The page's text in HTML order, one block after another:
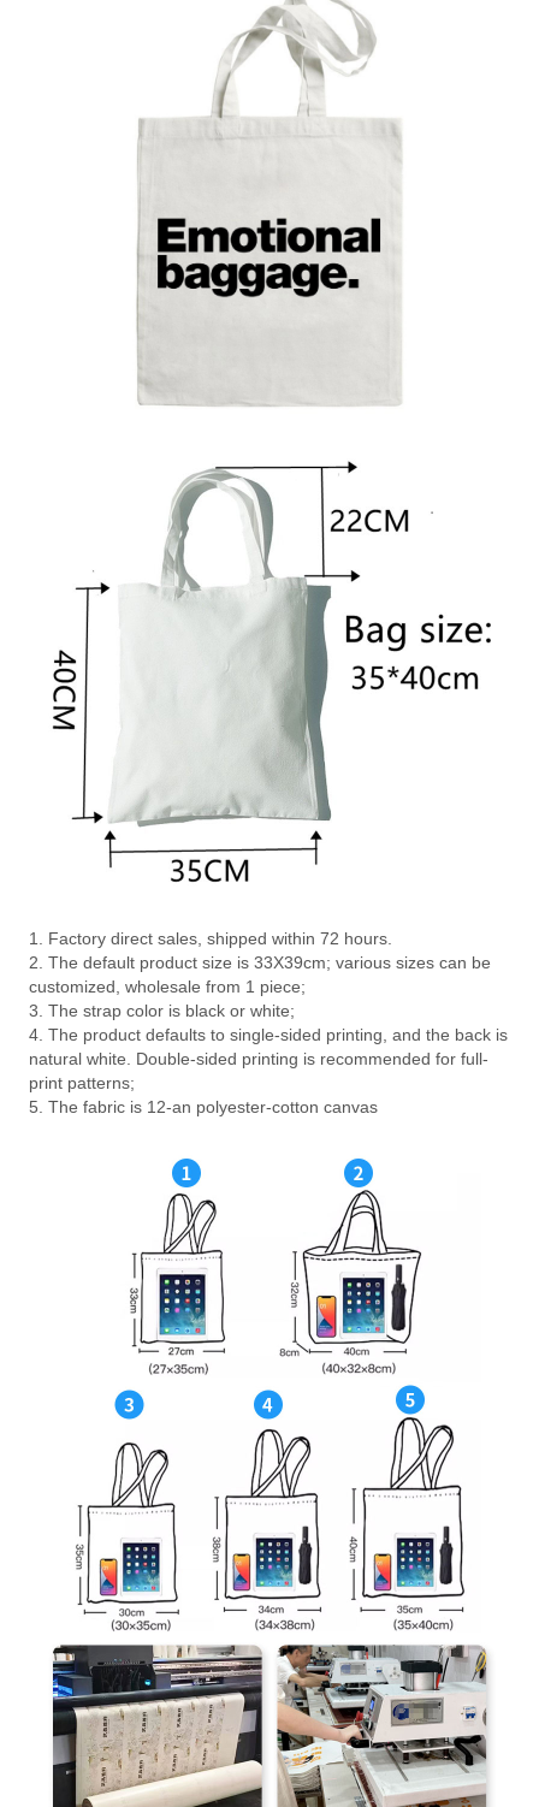
1. Factory direct sales, shipped within 72 hours.
2. The default product size is 33X39cm; various sizes can be
customized, wholesale from 1 piece;
3. The strap color is black or white;
4. The product defaults to single-sided printing, and the back is
natural white. Double-sided printing is recommended for full-
print patterns;
5. The fabric is 12-an polyester-cotton canvas